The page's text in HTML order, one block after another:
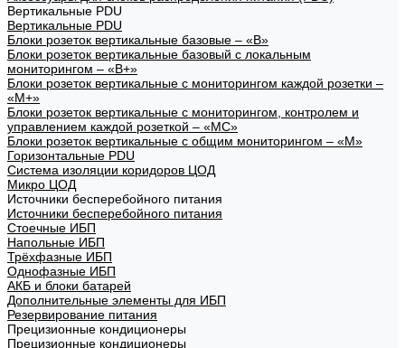
Вертикальные PDU
Вертикальные PDU
Блоки розеток вертикальные базовые – «В»
Блоки розеток вертикальные базовый с локальным
мониторингом – «В+»
Блоки розеток вертикальные с мониторингом каждой розетки –
«М+»
Блоки розеток вертикальные с мониторингом, контролем и
управлением каждой розеткой – «МС»
Блоки розеток вертикальные с общим мониторингом – «М»
Горизонтальные PDU
Система изоляции коридоров ЦОД
Микро ЦОД
Источники бесперебойного питания
Источники бесперебойного питания
Стоечные ИБП
Напольные ИБП
Трёхфазные ИБП
Однофазные ИБП
АКБ и блоки батарей
Дополнительные элементы для ИБП
Резервирование питания
Прецизионные кондиционеры
Прецизионные кондиционеры